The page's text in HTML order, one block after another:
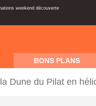
weekend découverte
BONS PLANS
Dune du Pilat en